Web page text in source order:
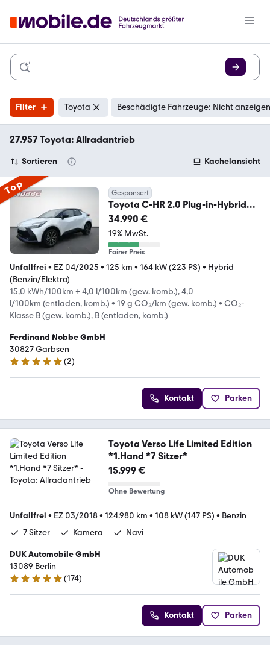
Filter Toyota Beschädigte Fahrzeuge: Nicht anzeigen
27.957 Toyota: Allradantrieb
Sortieren Kachelansicht
Top Gesponsert
Toyota C-HR 2.0 Plug-in-Hybrid
Teamplayer
34.990 €
19% MwSt.
Fairer Preis
Unfallfrei • EZ 04/2025 • 125 km • 164 kW (223 PS) • Hybrid
(Benzin/Elektro)
15,0 kWh/100km + 4,0 l/100km (gew. komb.), 4,0
l/100km (entladen, komb.) • 19 g CO₂/km (gew. komb.) • CO₂-
Klasse B (gew. komb.), B (entladen, komb.)
Ferdinand Nobbe GmbH
30827 Garbsen
5 Sterne
(2)
Kontakt Parken
Toyota Verso Life Limited Edition
*1.Hand *7 Sitzer*
15.999 €
Ohne Bewertung
Unfallfrei • EZ 03/2018• 124.980 km • 108 kW (147 PS) • Benzin
7 Sitzer
Kamera Navi
DUK Automobile GmbH
13089 Berlin
4.9 Sterne
(174)
Kontakt Parken